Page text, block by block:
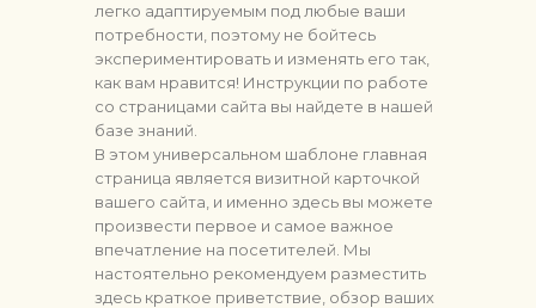
легко адаптируемым под любые ваши
потребности, поэтому не бойтесь
экспериментировать и изменять его так,
как вам нравится! Инструкции по работе
со страницами сайта вы найдете в нашей
базе знаний
В этом универсальном шаблоне главная
страница является визитной карточкой
вашего сайта, и именно здесь вы можете
произвести первое и самое важное
впечатление на посетителей. Мы
настоятельно рекомендуем разместить
здесь краткое приветствие, обзор ваших